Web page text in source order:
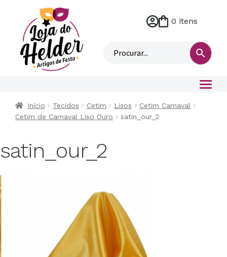
M
n
0 itens
Início Tecidos Cetim Lisos
Cetim Carnaval
Cetim de Carnaval Liso Ouro
satin_our_2
satin_our_2